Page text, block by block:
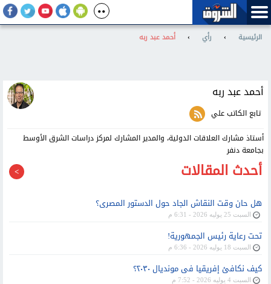
الرئيسية › رأي › أحمد عبد ربه
أحمد عبد ربه
تابع الكاتب علي
أستاذ مشارك العلاقات الدولية، والمدير المشارك لمركز دراسات الشرق الأوسط
بجامعة دنفر
أحدث المقالات
هل حان وقت النقاش الجاد حول الدستور المصرى؟
السبت 25 يوليه 2026 - 6:31 م
تحت رعاية رئيس الجمهورية!
السبت 18 يوليه 2026 - 6:36 م
كيف نكافئ إفريقيا فى مونديال ٢٠٣٠؟
السبت 4 يوليه 2026 - 7:52 م